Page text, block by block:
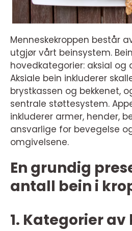
Menneskekroppen består
utgjør vårt beinsystem.
hovedkategorier: aksial og
Aksiale bein inkluderer
brystkassen og bekkenet,
sentrale støttesystem.
inkluderer armer, hender,
ansvarlige for bevegelse
omgivelsene.
En grundig
antall bein i
1. Kategorier av